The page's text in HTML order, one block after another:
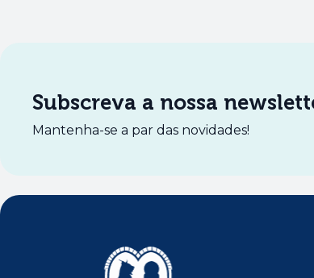
Subscreva a nossa
Mantenha-se a par das novidades!